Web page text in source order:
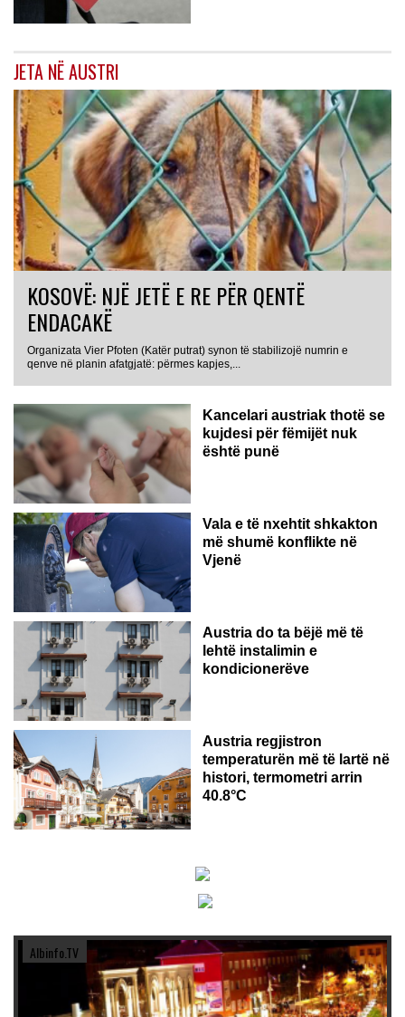
JETA NË AUSTRI
KOSOVË: NJË JETË E RE PËR QENTË
ENDACAKË
Organizata Vier Pfoten (Katër putrat) synon të stabilizojë numrin e
qenve në planin afatgjatë: përmes kapjes,...
Kancelari austriak thotë se
kujdesi për fëmijët nuk
është punë
Vala e të nxehtit shkakton
më shumë konflikte në
Vjenë
Austria do ta bëjë më të
lehtë instalimin e
kondicionerëve
Austria regjistron
temperaturën më të lartë në
histori, termometri arrin
40.8°C
Albinfo.TV